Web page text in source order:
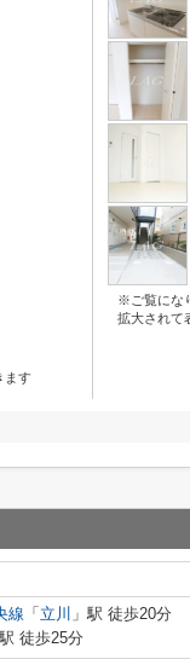
ます
※ご覧にな
拡大されて
線 「 立川 」駅 徒歩20分
徒歩25分